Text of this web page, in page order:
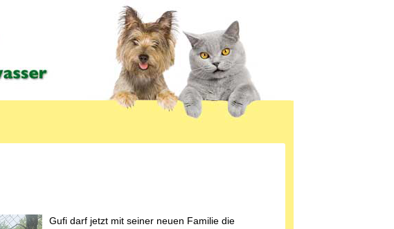
Gufi darf jetzt mit seiner neuen Familie die